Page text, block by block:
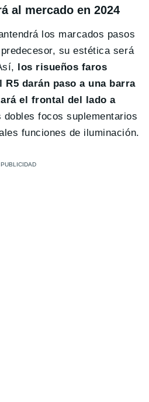
al mercado en 2024
los marcados pasos
su estética será
los risueños faros
darán paso a una barra
el frontal del lado a
dobles focos suplementarios
funciones de iluminación.